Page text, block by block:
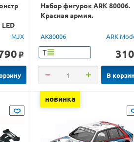
MJX
o
Набор фигурок ARK 80006.
Красная армия.
AK80006 ARK
Т 310
В
новинка